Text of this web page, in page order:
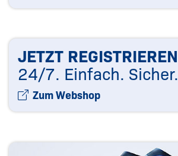
JETZT REGISTRIEREN
24/7. Einfach. Sicher.
Zum Webshop